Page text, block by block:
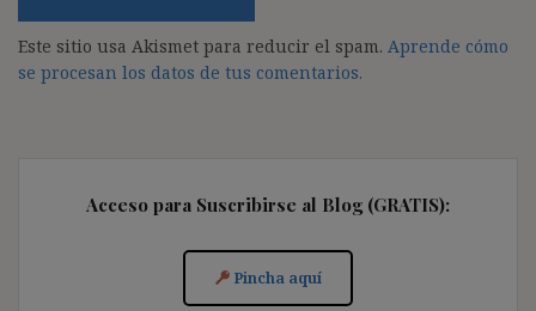
Este sitio usa Akismet para reducir el spam. Aprende cómo
se procesan los datos de tus comentarios.
Acceso para Suscribirse al Blog (GRATIS):
Pincha aquí